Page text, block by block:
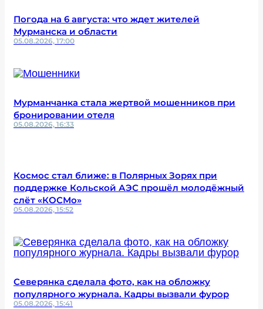
Погода на 6 августа: что ждет жителей
Мурманска и области
05.08.2026, 17:00
Мурманчанка стала жертвой мошенников при
бронировании отеля
05.08.2026, 16:33
Космос стал ближе: в Полярных Зорях при
поддержке Кольской АЭС прошёл молодёжный
слёт «КОСМо»
05.08.2026, 15:52
Северянка сделала фото, как на обложку
популярного журнала. Кадры вызвали фурор
05.08.2026, 15:41